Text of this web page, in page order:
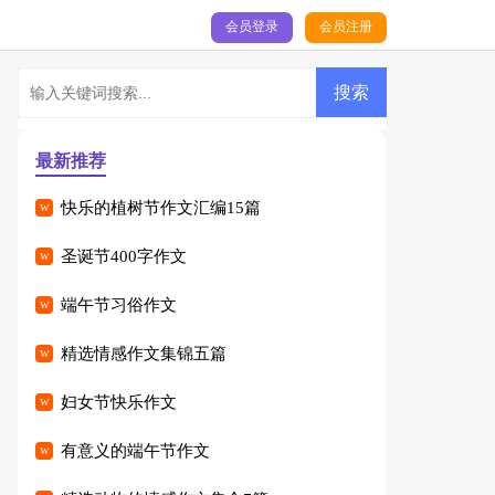
会员登录 会员注册
最新推荐
快乐的植树节作文汇编15篇
圣诞节400字作文
端午节习俗作文
精选情感作文集锦五篇
妇女节快乐作文
有意义的端午节作文